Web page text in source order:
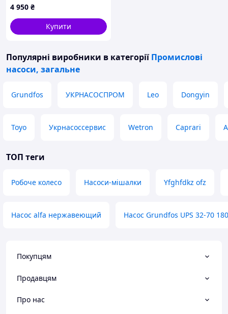
4 950 ₴
Купити
Популярні виробники в категорії Промислові
насоси, загальне
Grundfos УКРНАСОСПРОМ Leo Dongyin
Toyo Укрнасоссервис Wetron Caprari
ТОП теги
Робоче колесо Насоси-мішалки Yfghfdkz ofz
Насос alfa нержавеющий Насос Grundfos UPS 32-70 180
Покупцям
Продавцям
Про нас